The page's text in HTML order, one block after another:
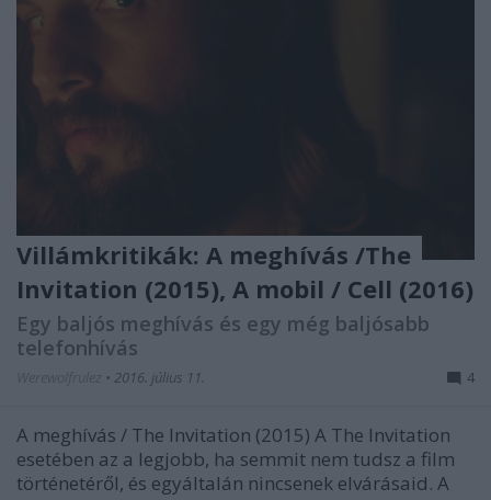
Villámkritikák: A meghívás /The
Invitation (2015), A mobil / Cell (2016)
Egy baljós meghívás és egy még baljósabb
telefonhívás
• 2016. július 11. 4
A meghívás / The Invitation (2015) A The Invitation
esetében az a legjobb, ha semmit nem tudsz a film
történetéről, és egyáltalán nincsenek elvárásaid. A